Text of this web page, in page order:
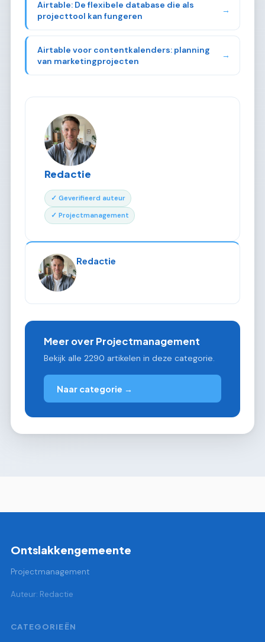
Airtable: De flexibele database die als
projecttool kan fungeren
→
Airtable voor contentkalenders: planning
van marketingprojecten
→
Redactie
✓ Geverifieerd auteur
✓ Projectmanagement
Redactie
Meer over Projectmanagement
Bekijk alle 2290 artikelen in deze categorie.
Naar categorie →
Ontslakkengemeente
Projectmanagement
Auteur: Redactie
CATEGORIEËN